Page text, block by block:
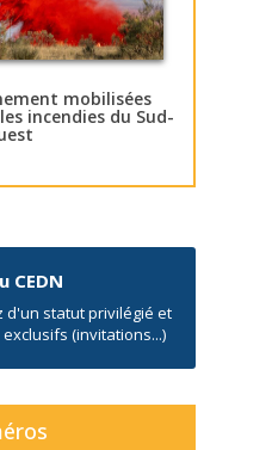
mobilisées
incendies du Sud-
CEDN
d'un statut privilégié et
(invitations...)